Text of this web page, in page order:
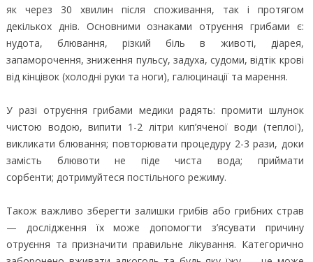
як через 30 хвилин після споживання, так і протягом
декількох днів. Основними ознаками отруєння грибами є:
нудота, блювання, різкий біль в животі, діарея,
запаморочення, зниження пульсу, задуха, судоми, відтік крові
від кінцівок (холодні руки та ноги), галюцинації та марення.
У разі отруєння грибами медики радять: промити шлунок
чистою водою, випити 1-2 літри кип’яченої води (теплої),
викликати блювання; повторювати процедуру 2-3 рази, доки
замість блювоти не піде чиста вода; приймати
сорбенти; дотримуйтеся постільного режиму.
Також важливо зберегти залишки грибів або грибних страв
— дослідження їх може допомогти з’ясувати причину
отруєння та призначити правильне лікування. Категорично